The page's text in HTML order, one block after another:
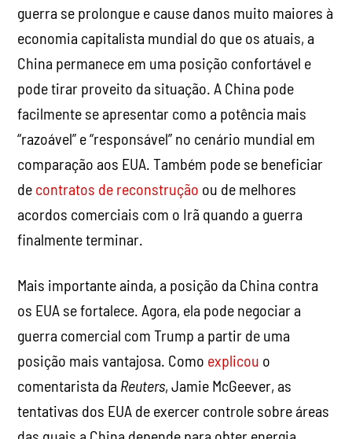
guerra se prolongue e cause danos muito maiores à
economia capitalista mundial do que os atuais, a
China permanece em uma posição confortável e
pode tirar proveito da situação. A China pode
facilmente se apresentar como a potência mais
“razoável” e “responsável” no cenário mundial em
comparação aos EUA. Também pode se beneficiar
de contratos de reconstrução ou de melhores
acordos comerciais com o Irã quando a guerra
finalmente terminar.
Mais importante ainda, a posição da China contra
os EUA se fortalece. Agora, ela pode negociar a
guerra comercial com Trump a partir de uma
posição mais vantajosa. Como explicou o
comentarista da Reuters, Jamie McGeever, as
tentativas dos EUA de exercer controle sobre áreas